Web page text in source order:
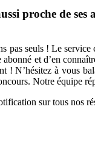
proche de ses
pas seuls ! Le
et d’en
! N’hésitez à vous
Notre équipe
sur tous nos